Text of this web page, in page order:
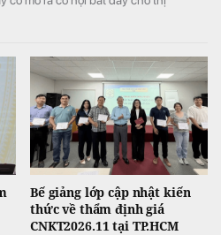
Bế giảng lớp cập nhật kiến
thức về thẩm định giá
CNKT2026.11 tại TP.HCM